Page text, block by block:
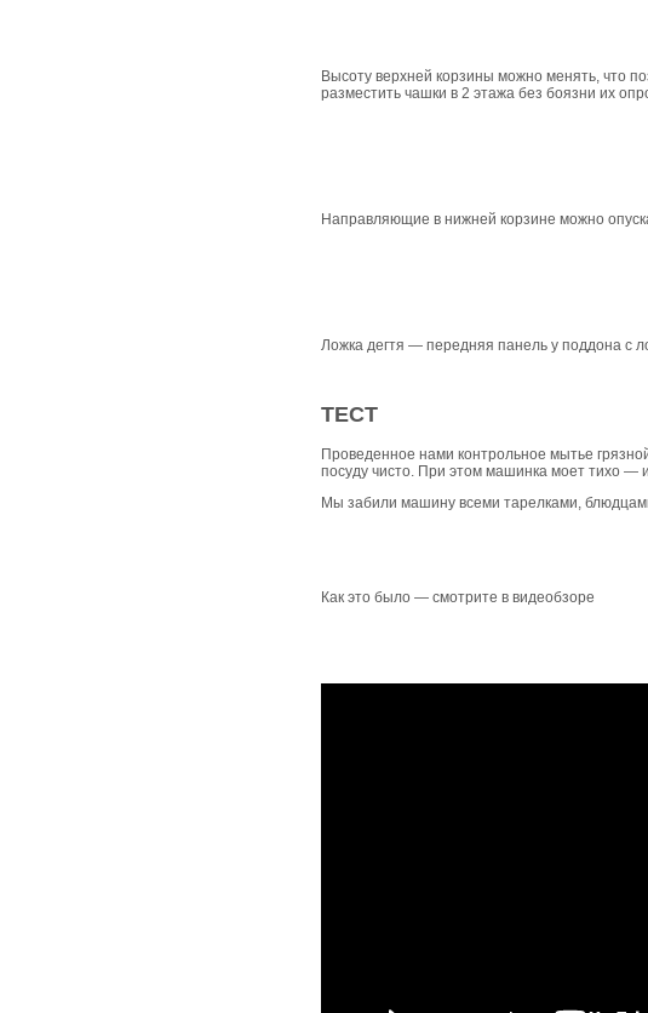
Высоту верхней корзины можно менять, что
разместить чашки в 2 этажа без боязни их
Направляющие в нижней корзине можно
Ложка дегтя — передняя панель у поддона с
ТЕСТ
Проведенное нами контрольное мытье
посуду чисто. При этом машинка моет тихо —
Мы забили машину всеми тарелками,
Как это было — смотрите в видеобзоре